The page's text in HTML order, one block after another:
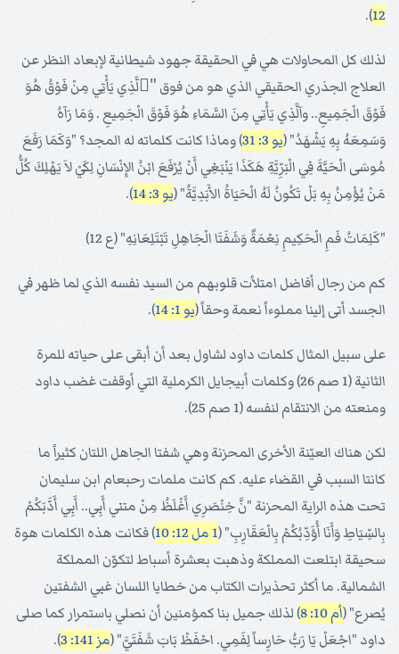
12
).
لذلك كل المحاولات هي في الحقيقة جهود شيطانية لإبعاد النظر عن
العلاج الجذري الحقيقي الذي هو من فوق "َلَّذِي يَأْتِي مِنْ فَوْقُ هُوَ
فَوْقَ الْجَمِيعِ.. واَلَّذِي يَأْتِي مِنَ السَّمَاءِ هُوَ فَوْقَ الْجَمِيعِ . وَمَا رَآهُ
وَسَمِعَهُ بِهِ يَشْهَدُ" (يو 3: 31
) وماذا كانت كلماته له المجد؟ "وَكَمَا رَفَعَ
مُوسَى الْحَيَّةَ فِي الْبَرِّيَّةِ هَكَذَا يَنْبَغِي أَنْ يُرْفَعَ ابْنُ الإِنْسَانِ لِكَيْ لاَ يَهْلِكَ كُلُّ
مَنْ يُؤْمِنُ بِهِ بَلْ تَكُونُ لَهُ الْحَيَاةُ الأَبَدِيَّةُ" (يو 3: 14 ).
"كَلِمَاتُ فَمِ الْحَكِيمِ نِعْمَةٌ وَشَفَتَا الْجَاهِلِ تَبْتَلِعَانِهِ" (ع 12)
كم من رجال أفاضل امتلأت قلوبهم من السيد نفسه الذي لما ظهر في
الجسد أتى إلينا مملوءاً نعمة وحقاً (يو 1: 14 ).
على سبيل المثال كلمات داود لشاول بعد أن أبقى على حياته للمرة
الثانية (1 صم 26) وكلمات أبيجايل الكرملية التي أوقفت غضب داود
ومنعته من الانتقام لنفسه (1 صم 25).
لكن هناك العيّنة الأخرى المحزنة وهي شفتا الجاهل اللتان كثيراً ما
كانتا السبب في القضاء عليه. كم كانت ملمات رحبعام ابن سليمان
تحت هذه الراية المحزنة "نَّ خِنْصَرِي أَغْلَظُ مِنْ متني أَبِي.. أَبِي أَدَّبَكُمْ
بِالسِّيَاطِ وَأَنَا أُؤَدِّبُكُمْ بِالْعَقَارِبِ" (1 مل 12: 10
) فكانت هذه الكلمات هوة
سحيقة ابتلعت المملكة وذهبت بعشرة أسباط لتكوّن المملكة
الشمالية. ما أكثر تحذيرات الكتاب من خطايا اللسان غبي الشفتين
يُصرع" (أم 10: 8
) لذلك جميل بنا كمؤمنين أن نصلي باستمرار كما صلى
داود "اجْعَلْ يَا رَبُّ حَارِساً لِفَمِي. احْفَظْ بَابَ شَفَتَيَّ" (مز 141: 3 ).